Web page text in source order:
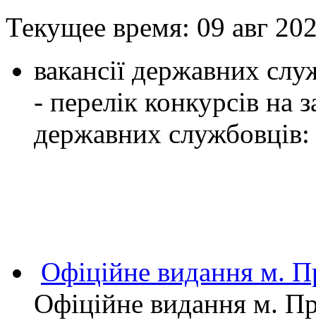
Текущее время: 09 авг
вакансії державних
- перелік конкурсів на
державних службовців:
Офіційне видання
Офіційне видання м.